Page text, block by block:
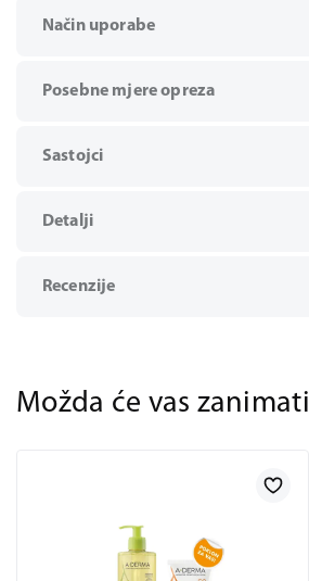
Način uporabe
Posebne mjere opreza
Sastojci
Detalji
Recenzije
Možda će vas zanimati